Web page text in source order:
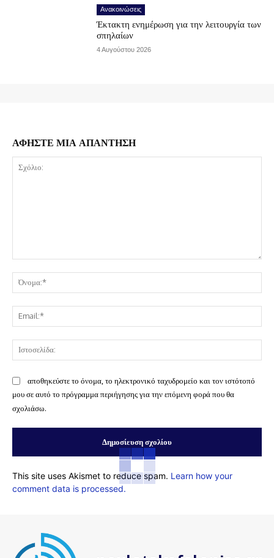
Ανακοινώσεις
Έκτακτη ενημέρωση για την λειτουργία των
σπηλαίων
4 Αυγούστου 2026
ΑΦΗΣΤΕ ΜΙΑ ΑΠΑΝΤΗΣΗ
αποθηκεύστε το όνομα, το ηλεκτρονικό ταχυδρομείο και τον ιστότοπό
μου σε αυτό το πρόγραμμα περιήγησης για την επόμενη φορά που θα
σχολιάσω.
This site uses Akismet to reduce spam. Learn how your
comment data is processed.